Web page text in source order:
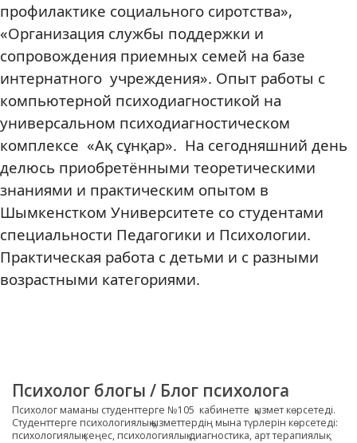
профилактике социального сиротства»,
«Организация службы поддержки и
сопровождения приемных семей на базе
интернатного учреждения». Опыт работы с
компьютерной психодиагностикой на
универсальном психодиагностическом
комплексе «Ақ сұнқар». На сегодняшний день
делюсь приобретёнными теоретическими
знаниями и практическим опытом в
Шымкенстком Университете со студентами
специальности Педагогики и Психологии.
Практическая работа с детьми и с разными
возрастными категориями.